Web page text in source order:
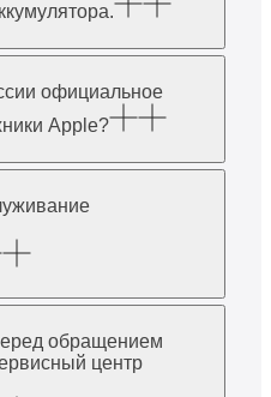
официальное
Apple?
обращением
центр